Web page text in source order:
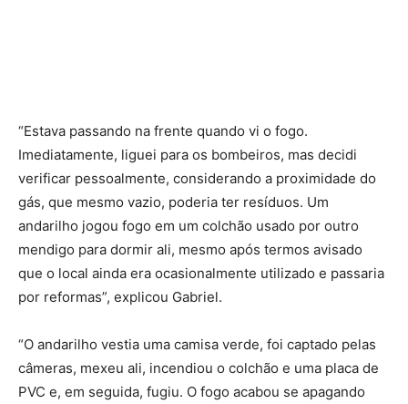
“Estava passando na frente quando vi o fogo.
Imediatamente, liguei para os bombeiros, mas decidi
verificar pessoalmente, considerando a proximidade do
gás, que mesmo vazio, poderia ter resíduos. Um
andarilho jogou fogo em um colchão usado por outro
mendigo para dormir ali, mesmo após termos avisado
que o local ainda era ocasionalmente utilizado e passaria
por reformas”, explicou Gabriel.
“O andarilho vestia uma camisa verde, foi captado pelas
câmeras, mexeu ali, incendiou o colchão e uma placa de
PVC e, em seguida, fugiu. O fogo acabou se apagando